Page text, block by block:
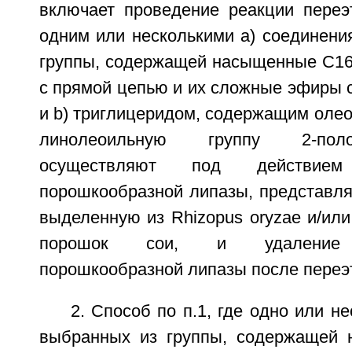
включает проведение реакции
одним или несколькими а)
группы, содержащей насыщенные
с прямой цепью и их сложные эфиры
и b) триглицеридом, содержащим
линолеоильную группу 2-
осуществляют под действием
порошкообразной липазы,
выделенную из Rhizopus oryzae и/
порошок сои, и удаление
порошкообразной липазы после
2. Способ по п.1, где одно или
выбранных из группы, содержащей